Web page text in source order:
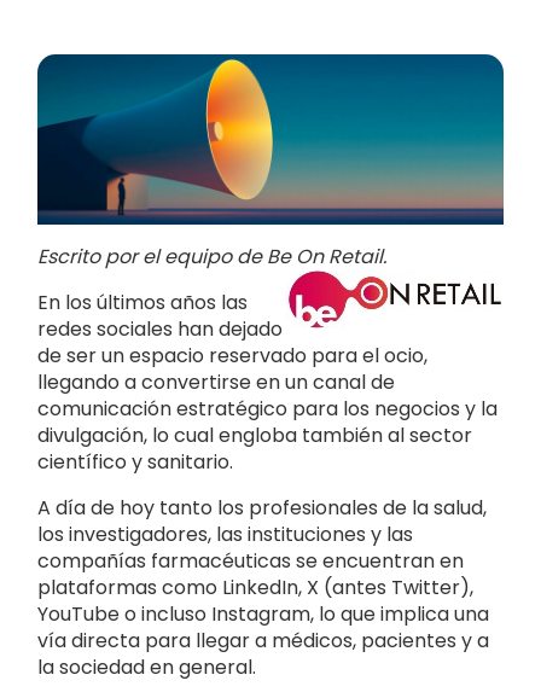
Escrito por el equipo de Be On Retail.
En los últimos años las
redes sociales han dejado
de ser un espacio reservado para el ocio,
llegando a convertirse en un canal de
comunicación estratégico para los negocios y la
divulgación, lo cual engloba también al sector
científico y sanitario.
A día de hoy tanto los profesionales de la salud,
los investigadores, las instituciones y las
compañías farmacéuticas se encuentran en
plataformas como LinkedIn, X (antes Twitter),
YouTube o incluso Instagram, lo que implica una
vía directa para llegar a médicos, pacientes y a
la sociedad en general.